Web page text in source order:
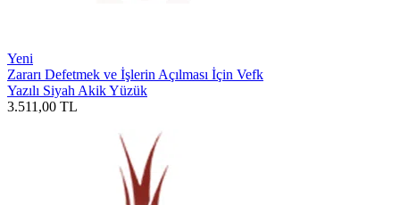
Yeni
Zararı Defetmek ve İşlerin Açılması İçin Vefk
Yazılı Siyah Akik Yüzük
3.511,00 TL